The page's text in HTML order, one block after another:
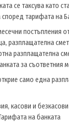
се таксува като
тарифата на
постъпления
разплащателна
разплащателна
за съответния
само една
касови и безкасови
на банката